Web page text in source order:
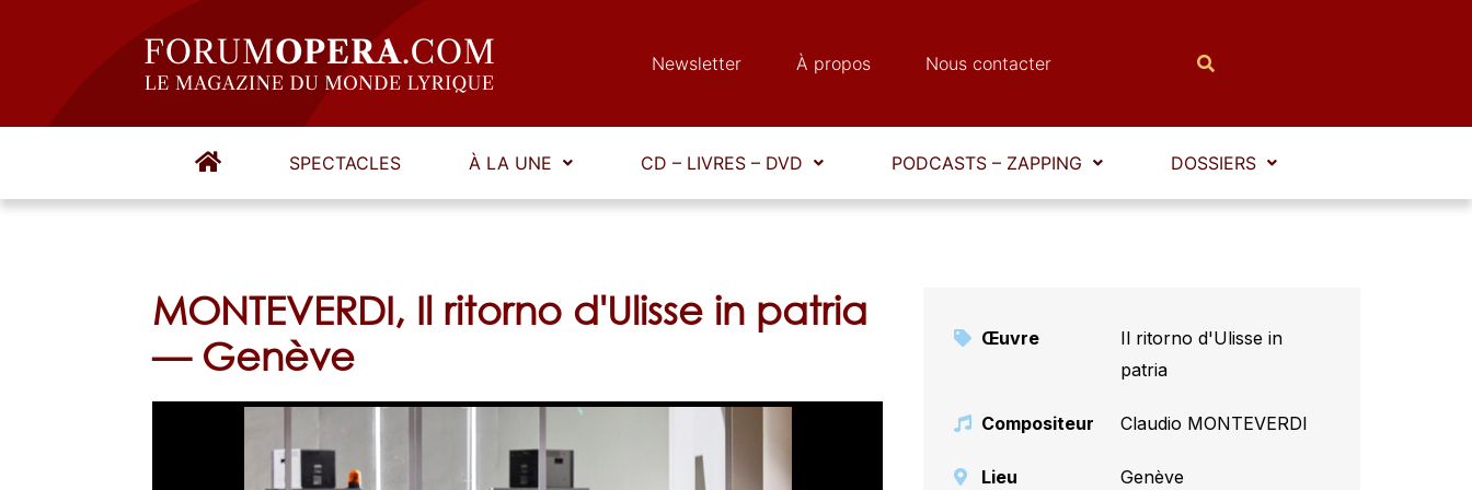
Newsletter À propos Nous contacter
SPECTACLES À LA UNE CD – LIVRES – DVD PODCASTS – ZAPPING DOSSIERS
MONTEVERDI, Il ritorno d'Ulisse in patria
— Genève
Œuvre
Il ritorno d'Ulisse in
patria
Compositeur Claudio MONTEVERDI
Lieu Genève